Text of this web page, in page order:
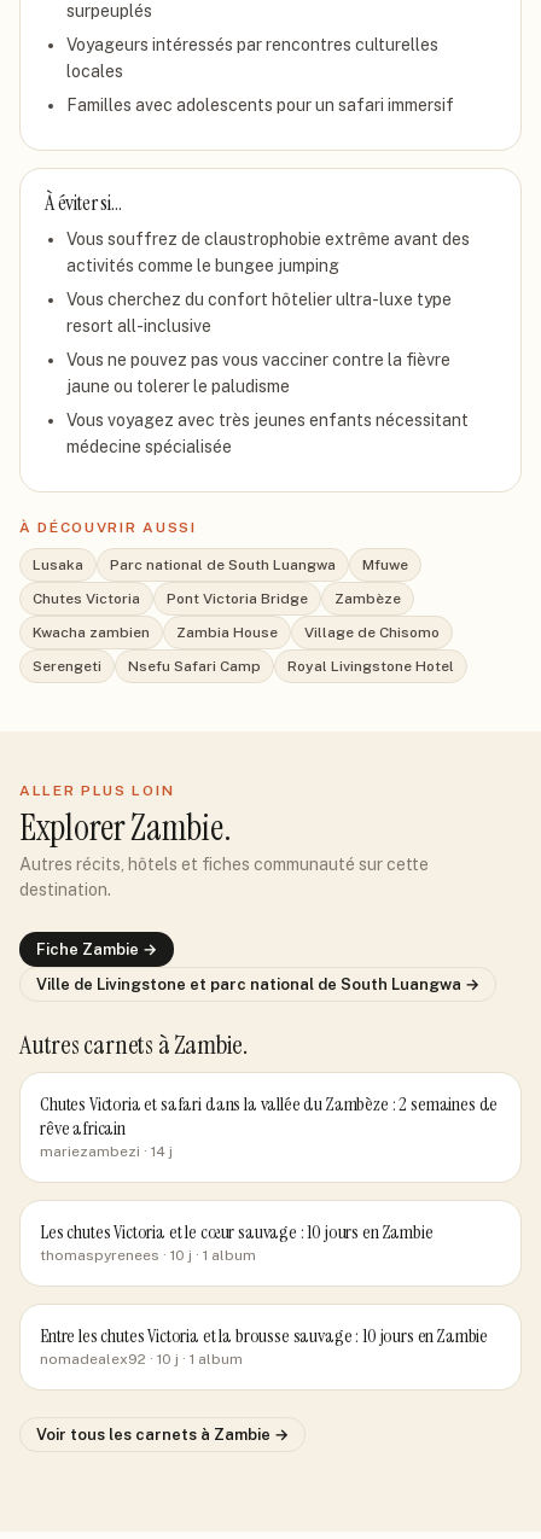
surpeuplés
Voyageurs intéressés par rencontres culturelles
locales
Familles avec adolescents pour un safari immersif
À éviter si…
Vous souffrez de claustrophobie extrême avant des
activités comme le bungee jumping
Vous cherchez du confort hôtelier ultra-luxe type
resort all-inclusive
Vous ne pouvez pas vous vacciner contre la fièvre
jaune ou tolerer le paludisme
Vous voyagez avec très jeunes enfants nécessitant
médecine spécialisée
À DÉCOUVRIR AUSSI
Lusaka Parc national de South Luangwa
Mfuwe
Chutes Victoria
Pont Victoria Bridge
Zambèze
Kwacha zambien
Zambia House
Village de Chisomo
Serengeti
Nsefu Safari Camp Royal Livingstone Hotel
ALLER PLUS LOIN
ExplorerZambie.
Autres récits, hôtels et fiches communauté sur cette
destination.
Fiche Zambie →
Ville de Livingstone et parc national de South Luangwa →
Autres carnets à Zambie.
Chutes Victoria et safari dans la vallée du Zambèze : 2 semaines de
rêve africain
mariezambezi · 14 j
Les chutes Victoria et le cœur sauvage : 10 jours en Zambie
thomaspyrenees · 10 j · 1 album
Entre les chutes Victoria et la brousse sauvage : 10 jours en Zambie
nomadealex92 · 10 j · 1 album
Voir tous les carnets à Zambie →